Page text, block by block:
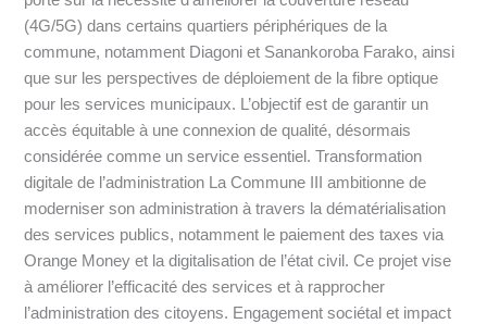
(4G/5G) dans certains quartiers périphériques de la
commune, notamment Diagoni et Sanankoroba Farako, ainsi
que sur les perspectives de déploiement de la fibre optique
pour les services municipaux. L’objectif est de garantir un
accès équitable à une connexion de qualité, désormais
considérée comme un service essentiel. Transformation
digitale de l’administration La Commune III ambitionne de
moderniser son administration à travers la dématérialisation
des services publics, notamment le paiement des taxes via
Orange Money et la digitalisation de l’état civil. Ce projet vise
à améliorer l’efficacité des services et à rapprocher
l’administration des citoyens. Engagement sociétal et impact